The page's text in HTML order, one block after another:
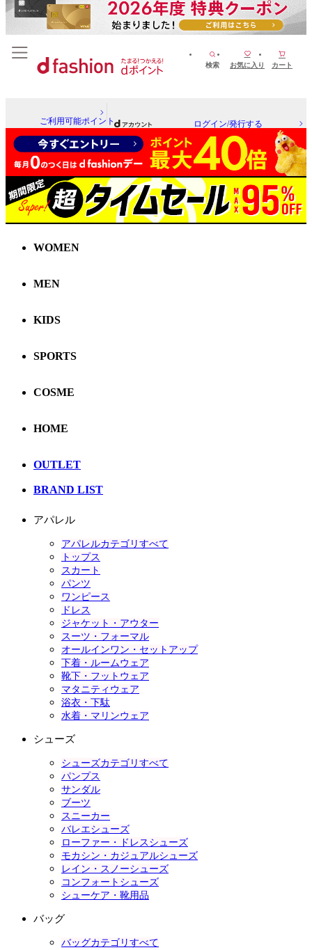
検索 お気に入り カート
ご利用可能ポイント ログイン/発行する
WOMEN
MEN
KIDS
SPORTS
COSME
HOME
OUTLET
BRAND LIST
アパレル
アパレルカテゴリすべて
トップス
スカート
パンツ
ワンピース
ドレス
ジャケット・アウター
スーツ・フォーマル
オールインワン・セットアップ
下着・ルームウェア
靴下・フットウェア
マタニティウェア
浴衣・下駄
水着・マリンウェア
シューズ
シューズカテゴリすべて
パンプス
サンダル
ブーツ
スニーカー
バレエシューズ
ローファー・ドレスシューズ
モカシン・カジュアルシューズ
レイン・スノーシューズ
コンフォートシューズ
シューケア・靴用品
バッグ
バッグカテゴリすべて